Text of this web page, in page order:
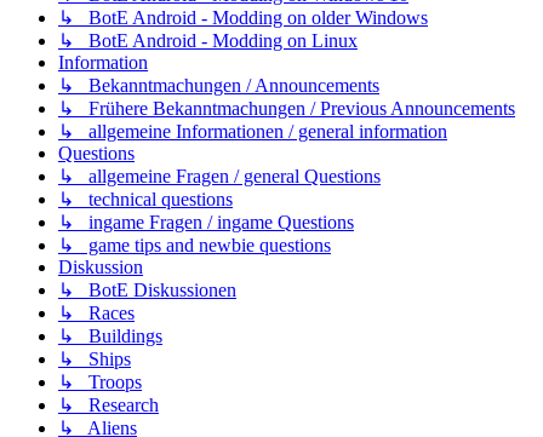
↳ BotE Android - Modding on older Windows
↳ BotE Android - Modding on Linux
Information
↳ Bekanntmachungen / Announcements
↳ Frühere Bekanntmachungen / Previous Announcements
↳ allgemeine Informationen / general information
Questions
↳ allgemeine Fragen / general Questions
↳ technical questions
↳ ingame Fragen / ingame Questions
↳ game tips and newbie questions
Diskussion
↳ BotE Diskussionen
↳ Races
↳ Buildings
↳ Ships
↳ Troops
↳ Research
↳ Aliens